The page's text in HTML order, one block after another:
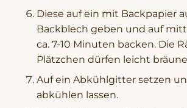
Diese auf ein mit Backpapier
Backblech geben und auf
ca. 7-10 Minuten backen. Die
Plätzchen dürfen leicht
Auf ein Abkühlgitter setzen
abkühlen lassen.